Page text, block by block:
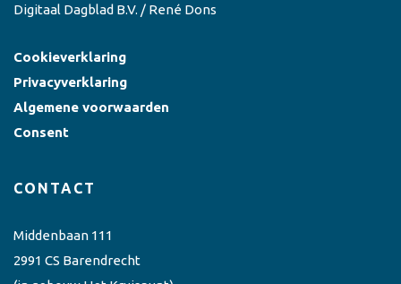
Digitaal Dagblad B.V. / René Dons
Cookieverklaring
Privacyverklaring
Algemene voorwaarden
Consent
CONTACT
Middenbaan 111
2991 CS Barendrecht